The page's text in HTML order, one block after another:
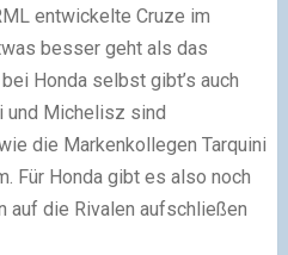
entwickelte Cruze im
besser geht als das
Honda selbst gibt’s auch
und Michelisz sind
die Markenkollegen Tarquini
Für Honda gibt es also noch
auf die Rivalen aufschließen